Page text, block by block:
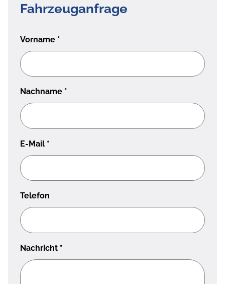
Fahrzeuganfrage
Vorname *
Nachname *
E-Mail *
Telefon
Nachricht *